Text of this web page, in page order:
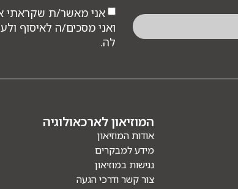
אני מאשר/ת
ואני מסכים/ה לאיסוף
לה.
המוזיאון לארכאולוגיה
אודות המוזיאון
מידע למבקרים
נגישות במוזיאון
צור קשר ודרכי הגעה